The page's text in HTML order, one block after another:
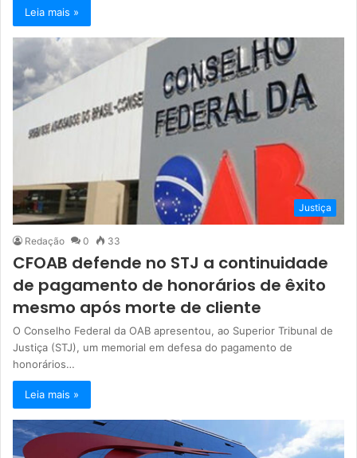
Leia mais »
Justiça
Redação 0 33
CFOAB defende no STJ a continuidade
de pagamento de honorários de êxito
mesmo após morte de cliente
O Conselho Federal da OAB apresentou, ao Superior Tribunal de
Justiça (STJ), um memorial em defesa do pagamento de
honorários…
Leia mais »